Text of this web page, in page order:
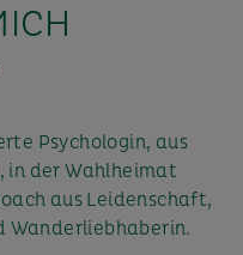
Psychologin, aus
in der Wahlheimat
aus Leidenschaft,
Wanderliebhaberin.